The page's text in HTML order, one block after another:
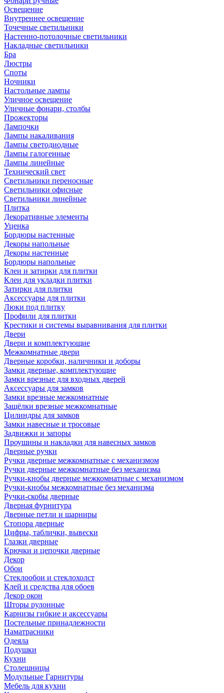
Освещение
Внутреннее освещение
Точечные светильники
Настенно-потолочные светильники
Накладные светильники
Бра
Люстры
Споты
Ночники
Настольные лампы
Уличное освещение
Уличные фонари, столбы
Прожекторы
Лампочки
Лампы накаливания
Лампы светодиодные
Лампы галогенные
Лампы линейные
Технический свет
Светильники переносные
Светильники офисные
Светильники линейные
Плитка
Декоративные элементы
Уценка
Бордюры настенные
Декоры напольные
Декоры настенные
Бордюры напольные
Клеи и затирки для плитки
Клеи для укладки плитки
Затирки для плитки
Аксессуары для плитки
Люки под плитку
Профили для плитки
Крестики и системы выравнивания для плитки
Двери
Двери и комплектующие
Межкомнатные двери
Дверные коробки, наличники и доборы
Замки дверные, комплектующие
Замки врезные для входных дверей
Аксессуары для замков
Замки врезные межкомнатные
Защёлки врезные межкомнатные
Цилиндры для замков
Замки навесные и тросовые
Задвижки и запоры
Проушины и накладки для навесных замков
Дверные ручки
Ручки дверные межкомнатные с механизмом
Ручки дверные межкомнатные без механизма
Ручки-кнобы дверные межкомнатные с механизмом
Ручки-кнобы межкомнатные без механизма
Ручки-скобы дверные
Дверная фурнитура
Дверные петли и шарниры
Стопора дверные
Цифры, таблички, вывески
Глазки дверные
Крючки и цепочки дверные
Декор
Обои
Стеклообои и стеклохолст
Клей и средства для обоев
Декор окон
Шторы рулонные
Карнизы гибкие и аксессуары
Постельные принадлежности
Наматрасники
Одеяла
Подушки
Кухни
Столешницы
Модульные Гарнитуры
Мебель для кухни